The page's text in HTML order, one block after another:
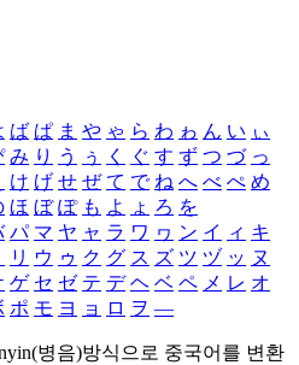
ば ぱ ま や ゃ ら わ ゎ ん い ぃ
み り う ぅ く ぐ す ず つ づ っ
け げ せ ぜ て で ね へ べ ぺ め
ほ ぼ ぽ も よ ょ ろ を
パ マ ヤ ャ ラ ワ ヮ ン イ ィ キ
リ ウ ゥ ク グ ス ズ ツ ヅ ッ ヌ
ゲ セ ゼ テ デ ヘ ベ ペ メ レ オ
ポ モ ヨ ョ ロ ヲ ―
병음)방식으로 중국어를 변환